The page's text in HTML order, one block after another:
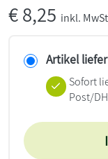
€8,25 inkl.
Artikel
Sofort
Post/